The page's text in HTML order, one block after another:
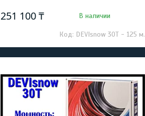
251 100 ₸ В наличии
DEVIsnow 30T - 125 м.